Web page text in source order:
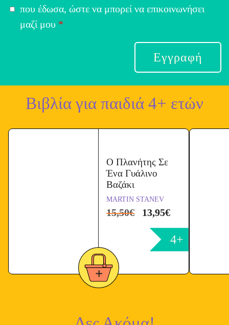
lπ
ή
ω
που έδωσα, ώστε να μπορεί να επικοινωνήσει
μαζί μου *
Εγγραφή
Βιβλία για παιδιά 4+ ετών
Ο Πλανήτης Σε
Ένα Γυάλινο
Βαζάκι
MARTIN STANEV
15,50€ 13,95€
4+